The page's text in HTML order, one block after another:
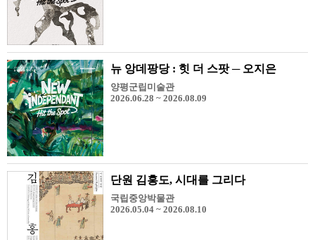
뉴 앙데팡당 : 힛 더 스팟 ─ 오지은
양평군립미술관
2026.06.28 ~ 2026.08.09
단원 김홍도, 시대를 그리다
국립중앙박물관
2026.05.04 ~ 2026.08.10